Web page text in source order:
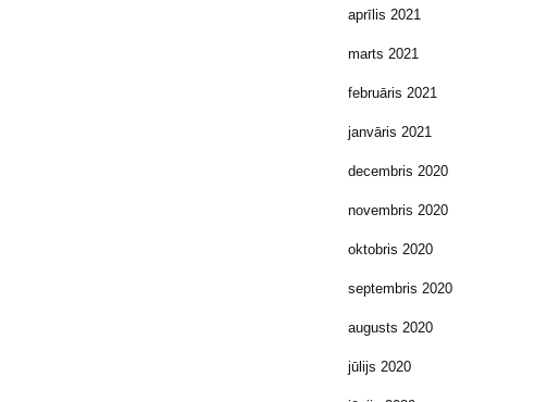
aprīlis 2021
marts 2021
februāris 2021
janvāris 2021
decembris 2020
novembris 2020
oktobris 2020
septembris 2020
augusts 2020
jūlijs 2020